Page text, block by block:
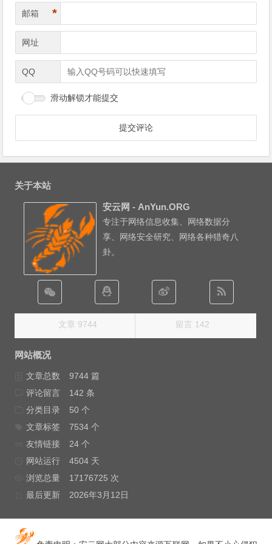
邮箱 *
网址
QQ
滑动解锁才能提交
关于本站
安云网 - AnYun.ORG
专注于网络信息收集、网络数据分
享、网络安全研究、网络各种猎奇八
卦。
文章 9744 留言 142
网站概况
文章总数
9744 篇
评论留言
142 条
分类目录
50 个
文章标签
7534 个
友情链接
24 个
网站运行
4504 天
浏览总量
17176725 次
最后更新
2026年3月12日